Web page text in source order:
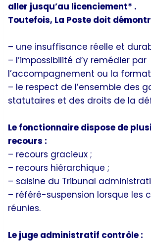
aller jusqu’au licenciement* .
Toutefois, La Poste doit
– une insuffisance réelle et
– l’impossibilité d’y remédier par
l’accompagnement ou la
– le respect de l’ensemble des
statutaires et des droits de la
Le fonctionnaire dispose de
recours :
– recours gracieux ;
– recours hiérarchique ;
– saisine du Tribunal
– référé-suspension lorsque les
réunies.
Le juge administratif contrôle :